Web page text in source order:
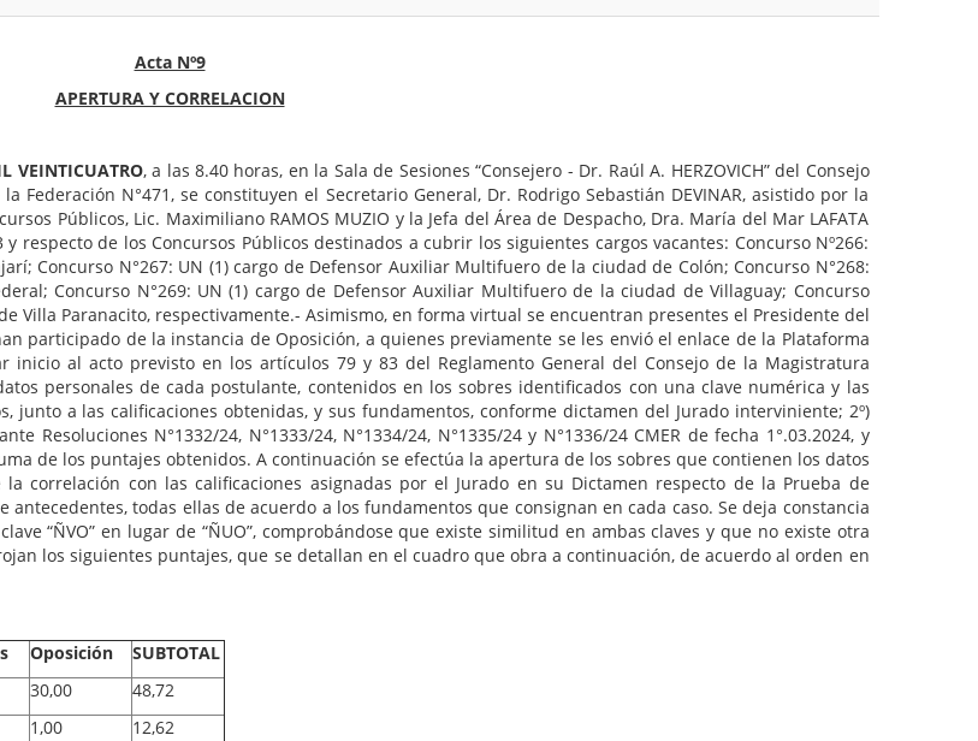
Acta Nº9
APERTURA Y CORRELACION
VEINTICUATRO, a las 8.40 horas, en la Sala de Sesiones “Consejero - Dr. Raúl A. HERZOVICH” del Consejo
Federación N°471, se constituyen el Secretario General, Dr. Rodrigo Sebastián DEVINAR, asistido por la
Públicos, Lic. Maximiliano RAMOS MUZIO y la Jefa del Área de Despacho, Dra. María del Mar LAFATA
respecto de los Concursos Públicos destinados a cubrir los siguientes cargos vacantes: Concurso Nº266:
Concurso N°267: UN (1) cargo de Defensor Auxiliar Multifuero de la ciudad de Colón; Concurso N°268:
Concurso N°269: UN (1) cargo de Defensor Auxiliar Multifuero de la ciudad de Villaguay; Concurso
Villa Paranacito, respectivamente.- Asimismo, en forma virtual se encuentran presentes el Presidente del
participado de la instancia de Oposición, a quienes previamente se les envió el enlace de la Plataforma
inicio al acto previsto en los artículos 79 y 83 del Reglamento General del Consejo de la Magistratura
personales de cada postulante, contenidos en los sobres identificados con una clave numérica y las
junto a las calificaciones obtenidas, y sus fundamentos, conforme dictamen del Jurado interviniente; 2º)
Resoluciones N°1332/24, N°1333/24, N°1334/24, N°1335/24 y N°1336/24 CMER de fecha 1°.03.2024, y
de los puntajes obtenidos. A continuación se efectúa la apertura de los sobres que contienen los datos
correlación con las calificaciones asignadas por el Jurado en su Dictamen respecto de la Prueba de
antecedentes, todas ellas de acuerdo a los fundamentos que consignan en cada caso. Se deja constancia
“ÑVO” en lugar de “ÑUO”, comprobándose que existe similitud en ambas claves y que no existe otra
los siguientes puntajes, que se detallan en el cuadro que obra a continuación, de acuerdo al orden en
Oposición
SUBTOTAL
30,00
48,72
1,00
12,62